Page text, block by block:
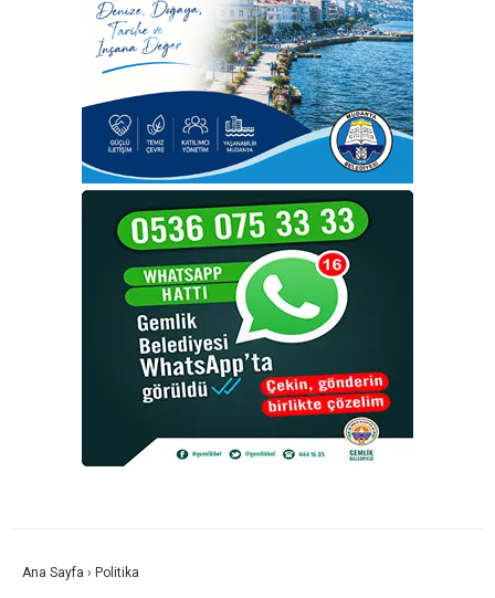
Ana Sayfa › Politika